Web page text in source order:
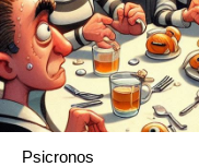
Psicronos